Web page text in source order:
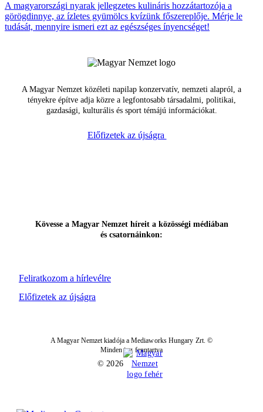
A magyarországi nyarak jellegzetes kulináris hozzátartozója a
görögdinnye, az ízletes gyümölcs kvízünk főszereplője. Mérje le
tudását, mennyire ismeri ezt az egészséges ínyencséget!
A Magyar Nemzet közéleti napilap konzervatív, nemzeti alapról, a
tényekre építve adja közre a legfontosabb társadalmi, politikai,
gazdasági, kulturális és sport témájú információkat.
Előfizetek az újságra
Feliratkozom a hírlevélre
Kövesse a Magyar Nemzet híreit a közösségi médiában
és csatornáinkon:
Előfizetek az újságra
A Magyar Nemzet kiadója a Mediaworks Hungary Zrt. ©
Minden jog fenntartva
© 2026